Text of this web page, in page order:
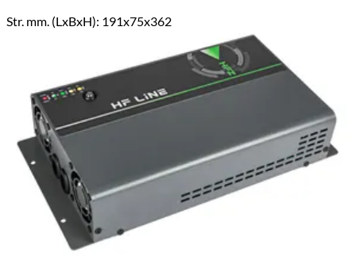
Str. mm. (LxBxH): 191x75x362